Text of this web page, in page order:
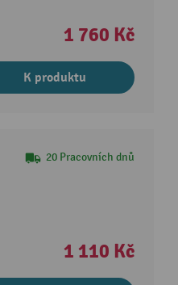
1 760 Kč
K produktu
20 Pracovních dnů
1 110 Kč